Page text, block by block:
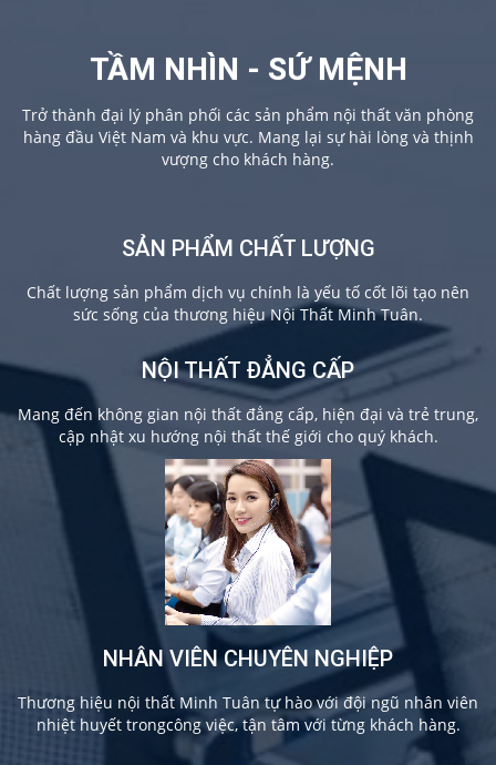
TẦM NHÌN - SỨ MỆNH
Trở thành đại lý phân phối các sản phẩm nội thất văn phòng
hàng đầu Việt Nam và khu vực. Mang lại sự hài lòng và thịnh
vượng cho khách hàng.
SẢN PHẨM CHẤT LƯỢNG
Chất lượng sản phẩm dịch vụ chính là yếu tố cốt lõi tạo nên
sức sống của thương hiệu Nội Thất Minh Tuân.
NỘI THẤT ĐẲNG CẤP
Mang đến không gian nội thất đẳng cấp, hiện đại và trẻ trung,
cập nhật xu hướng nội thất thế giới cho quý khách.
NHÂN VIÊN CHUYÊN NGHIỆP
Thương hiệu nội thất Minh Tuân tự hào với đội ngũ nhân viên
nhiệt huyết trongcông việc, tận tâm với từng khách hàng.